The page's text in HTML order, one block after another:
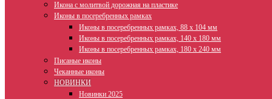
Икона с молитвой дорожная на пластике
Иконы в посеребренных рамках
Иконы в посеребренных рамках, 88 х 104 мм
Иконы в посеребренных рамках, 140 х 180 мм
Иконы в посеребренных рамках, 180 х 240 мм
Писаные иконы
Чеканные иконы
НОВИНКИ
Новинки 2025